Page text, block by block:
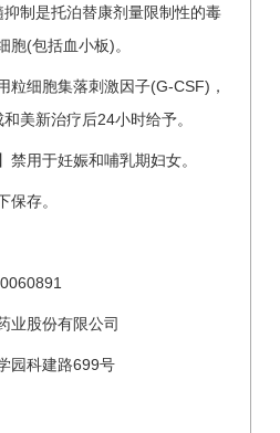
制是托泊替康剂量限制性的毒
胞(包括血小板)。
粒细胞集落刺激因子(G-CSF)，
美新治疗后24小时给予。
禁用于妊娠和哺乳期妇女。
保存。
业股份有限公司
园科建路699号